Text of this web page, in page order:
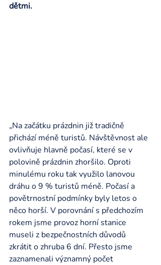
dětmi.
„Na začátku prázdnin již tradičně
přichází méně turistů. Návštěvnost ale
ovlivňuje hlavně počasí, které se v
polovině prázdnin zhoršilo. Oproti
minulému roku tak využilo lanovou
dráhu o 9 % turistů méně. Počasí a
povětrnostní podmínky byly letos o
něco horší. V porovnání s předchozím
rokem jsme provoz horní stanice
museli z bezpečnostních důvodů
zkrátit o zhruba 6 dní. Přesto jsme
zaznamenali významný počet